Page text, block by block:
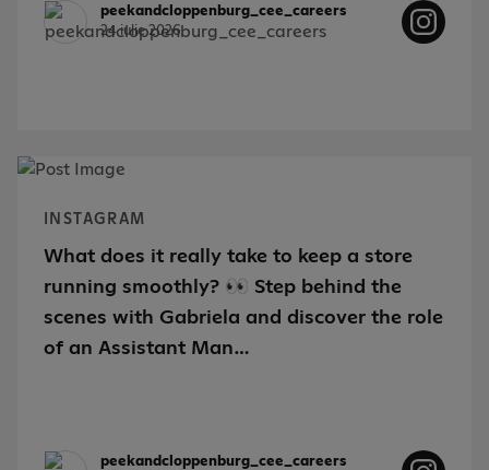
peekandcloppenburg_cee_careers
24 iulie 2026
INSTAGRAM
What does it really take to keep a store
running smoothly? 👀 Step behind the
scenes with Gabriela and discover the role
of an Assistant Man…
peekandcloppenburg_cee_careers